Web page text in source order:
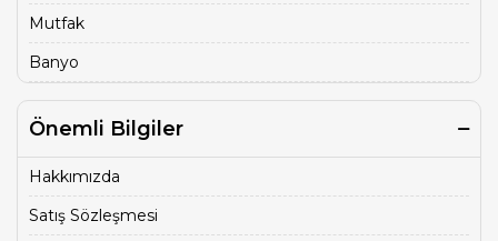
Mutfak
Banyo
Önemli Bilgiler
Hakkımızda
Satış Sözleşmesi